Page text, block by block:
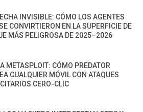
INVISIBLE: CÓMO LOS AGENTES
CONVIRTIERON EN LA SUPERFICIE DE
MÁS PELIGROSA DE 2025–2026
METASPLOIT: CÓMO PREDATOR
CUALQUIER MÓVIL CON ATAQUES
CERO-CLIC